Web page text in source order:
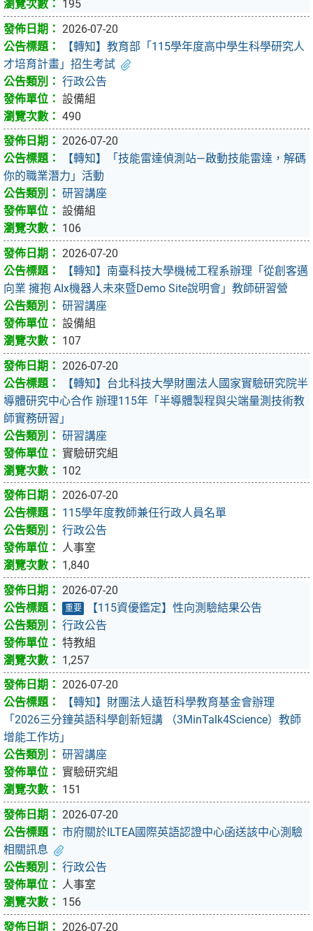
195
2026-07-20
【轉知】教育部「115學年度高中學生科學研究人
才培育計畫」招生考試
行政公告
設備組
490
2026-07-20
【轉知】「技能雷達偵測站—啟動技能雷達，解碼
你的職業潛力」活動
研習講座
設備組
106
2026-07-20
【轉知】南臺科技大學機械工程系辦理「從創客邁
向業 擁抱 AIx機器人未來暨Demo Site說明會」教師研習營
研習講座
設備組
107
2026-07-20
【轉知】台北科技大學財團法人國家實驗研究院半
導體研究中心合作 辦理115年「半導體製程與尖端量測技術教
師實務研習」
研習講座
實驗研究組
102
2026-07-20
115學年度教師兼任行政人員名單
行政公告
人事室
1,840
2026-07-20
重要
【115資優鑑定】性向測驗結果公告
行政公告
特教組
1,257
2026-07-20
【轉知】財團法人遠哲科學教育基金會辦理
「2026三分鐘英語科學創新短講 （3MinTalk4Science）教師
增能工作坊」
研習講座
實驗研究組
151
2026-07-20
市府關於ILTEA國際英語認證中心函送該中心測驗
相關訊息
行政公告
人事室
156
2026-07-20